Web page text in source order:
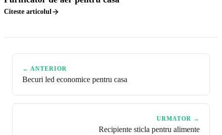
Citeste articolul
← ANTERIOR
Becuri led economice pentru casa
URMATOR →
Recipiente sticla pentru alimente